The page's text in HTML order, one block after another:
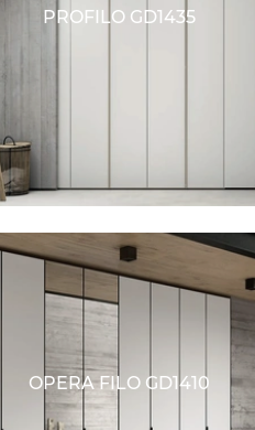
PROFILO GD1435
OPERA FILO GD1410